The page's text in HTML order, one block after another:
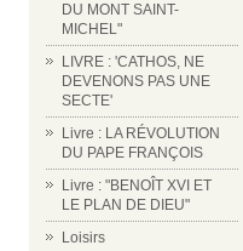
DU MONT SAINT-
MICHEL"
LIVRE : 'CATHOS, NE
DEVENONS PAS UNE
SECTE'
Livre : LA RÉVOLUTION
DU PAPE FRANÇOIS
Livre : "BENOÎT XVI ET
LE PLAN DE DIEU"
Loisirs